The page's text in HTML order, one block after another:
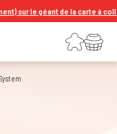
le géant de la carte à
Connexion
Votre panier